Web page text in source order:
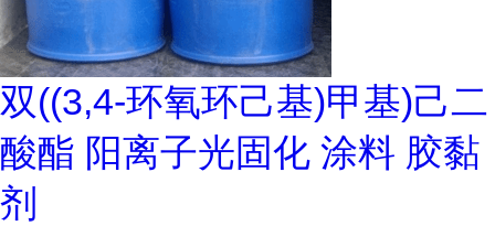
双((3,4-环氧环己基)甲基)己二
酸酯 阳离子光固化 涂料 胶黏
剂